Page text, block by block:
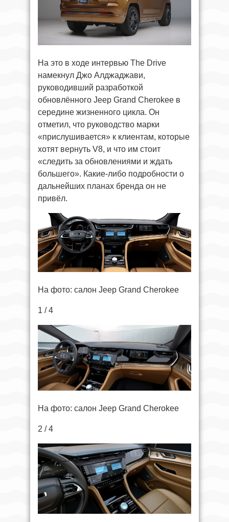
На это в ходе интервью The Drive
намекнул Джо Алджаджави,
руководивший разработкой
обновлённого Jeep Grand Cherokee в
середине жизненного цикла. Он
отметил, что руководство марки
«прислушивается» к клиентам, которые
хотят вернуть V8, и что им стоит
«следить за обновлениями и ждать
большего». Какие-либо подробности о
дальнейших планах бренда он не
привёл.
На фото: салон Jeep Grand Cherokee
1 / 4
На фото: салон Jeep Grand Cherokee
2 / 4